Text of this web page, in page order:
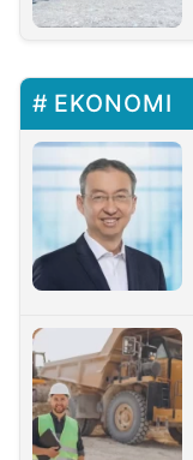
EKONOMI